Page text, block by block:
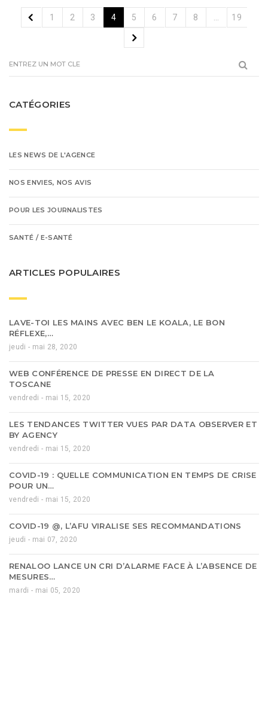
1 2 3 4 5 6 7 8 19
CATÉGORIES
LES NEWS DE L'AGENCE
NOS ENVIES, NOS AVIS
POUR LES JOURNALISTES
SANTÉ / E-SANTÉ
ARTICLES POPULAIRES
LAVE-TOI LES MAINS AVEC BEN LE KOALA, LE BON
RÉFLEXE,…
jeudi - mai 28, 2020
WEB CONFÉRENCE DE PRESSE EN DIRECT DE LA
TOSCANE
vendredi - mai 15, 2020
LES TENDANCES TWITTER VUES PAR DATA OBSERVER ET
BY AGENCY
vendredi - mai 15, 2020
COVID-19 : QUELLE COMMUNICATION EN TEMPS DE CRISE
POUR UN…
vendredi - mai 15, 2020
COVID-19 @, L’AFU VIRALISE SES RECOMMANDATIONS
jeudi - mai 07, 2020
RENALOO LANCE UN CRI D’ALARME FACE À L’ABSENCE DE
MESURES…
mardi - mai 05, 2020